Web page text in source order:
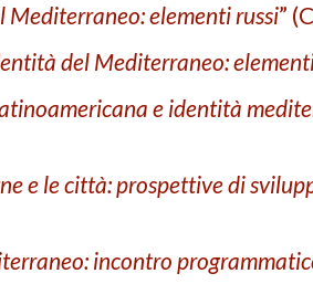
Mediterraneo: elementi russi”
del Mediterraneo:
e identità
e le città: prospettive di
incontro